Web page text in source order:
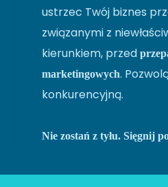
ustrzec Twój biznes
związanymi z
kierunkiem, przed
marketingowych.
konkurencyjną.
Nie zostań z tyłu. Sięgnij